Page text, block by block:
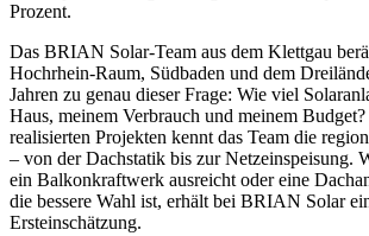
Prozent.
Das BRIAN Solar-Team aus dem Klettgau
Hochrhein-Raum, Südbaden und dem
Jahren zu genau dieser Frage: Wie viel
Haus, meinem Verbrauch und meinem
realisierten Projekten kennt das Team die
– von der Dachstatik bis zur Netzeinspeisung.
ein Balkonkraftwerk ausreicht oder eine
die bessere Wahl ist, erhält bei BRIAN Solar
Ersteinschätzung.